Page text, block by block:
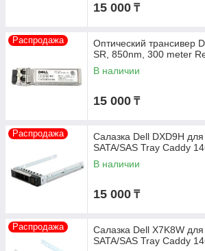
15 000 ₸
Распродажа
Оптический трансивер
SR, 850nm, 300 meter
В наличии
15 000 ₸
Распродажа
Салазка Dell DXD9H
SATA/SAS Tray Caddy
В наличии
15 000 ₸
Распродажа
Салазка Dell X7K8W
SATA/SAS Tray Caddy